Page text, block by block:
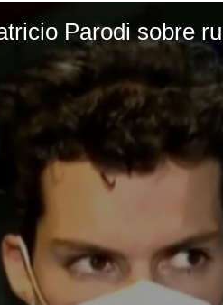
Parodi sobre